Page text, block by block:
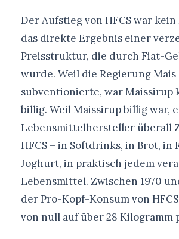
Der Aufstieg von HFCS war
das direkte Ergebnis einer
Preisstruktur, die durch Fiat-
wurde. Weil die Regierung Mais
subventionierte, war Maissirup
billig. Weil Maissirup billig war,
Lebensmittelhersteller überall
HFCS – in Softdrinks, in Brot, in
Joghurt, in praktisch jedem
Lebensmittel. Zwischen 1970
der Pro-Kopf-Konsum von
von null auf über 28 Kilogramm